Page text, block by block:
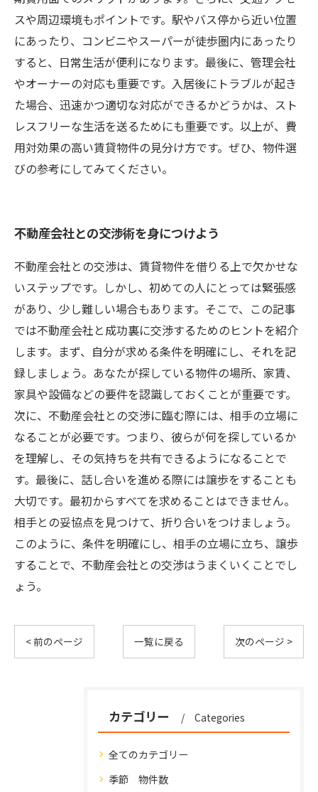
スや周辺環境もポイントです。駅やバス停から近い位置
にあったり、コンビニやスーパーが徒歩圏内にあったり
すると、日常生活が便利になります。最後に、管理会社
やオーナーの対応も重要です。入居後にトラブルが起き
た場合、迅速かつ適切な対応ができるかどうかは、スト
レスフリーな生活を送るためにも重要です。以上が、費
用対効果の高い賃貸物件の見分け方です。ぜひ、物件選
びの参考にしてみてください。
不動産会社との交渉術を身につけよう
不動産会社との交渉は、賃貸物件を借りる上で欠かせな
いステップです。しかし、初めての人にとっては緊張感
があり、少し難しい場合もあります。そこで、この記事
では不動産会社と成功裏に交渉するためのヒントを紹介
します。まず、自分が求める条件を明確にし、それを記
録しましょう。あなたが探している物件の場所、家賃、
家具や設備などの要件を認識しておくことが重要です。
次に、不動産会社との交渉に臨む際には、相手の立場に
なることが必要です。つまり、彼らが何を探しているか
を理解し、その気持ちを共有できるようになることで
す。最後に、話し合いを進める際には譲歩をすることも
大切です。最初からすべてを求めることはできません。
相手との妥協点を見つけて、折り合いをつけましょう。
このように、条件を明確にし、相手の立場に立ち、譲歩
することで、不動産会社との交渉はうまくいくことでし
ょう。
< 前のページ 一覧に戻る 次のページ >
カテゴリー Categories
全てのカテゴリー
季節 物件数